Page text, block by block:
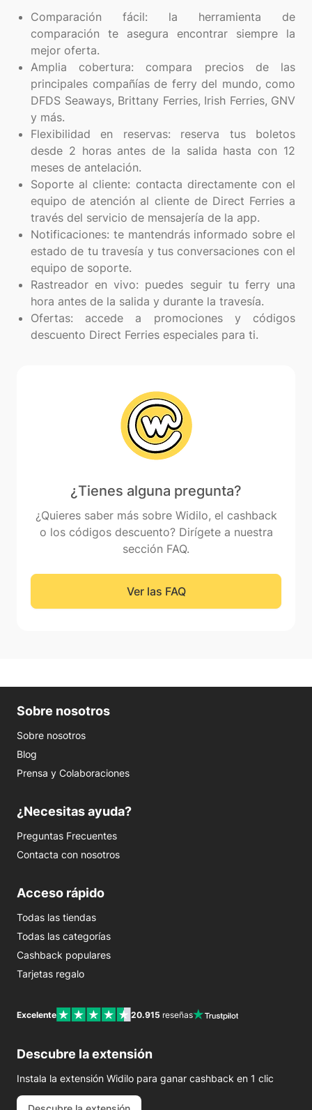
Comparación fácil: la herramienta de
comparación te asegura encontrar siempre la
mejor oferta.
Amplia cobertura: compara precios de las
principales compañías de ferry del mundo, como
DFDS Seaways, Brittany Ferries, Irish Ferries, GNV
y más.
Flexibilidad en reservas: reserva tus boletos
desde 2 horas antes de la salida hasta con 12
meses de antelación.
Soporte al cliente: contacta directamente con el
equipo de atención al cliente de Direct Ferries a
través del servicio de mensajería de la app.
Notificaciones: te mantendrás informado sobre el
estado de tu travesía y tus conversaciones con el
equipo de soporte.
Rastreador en vivo: puedes seguir tu ferry una
hora antes de la salida y durante la travesía.
Ofertas: accede a promociones y códigos
descuento Direct Ferries especiales para ti.
¿Tienes alguna pregunta?
¿Quieres saber más sobre Widilo, el cashback
o los códigos descuento? Dirígete a nuestra
sección FAQ.
Ver las FAQ
Sobre nosotros
Sobre nosotros
Blog
Prensa y Colaboraciones
¿Necesitas ayuda?
Preguntas Frecuentes
Contacta con nosotros
Acceso rápido
Todas las tiendas
Todas las categorías
Cashback populares
Tarjetas regalo
Excelente 20.915 reseñas
Descubre la extensión
Instala la extensión Widilo para ganar cashback en 1 clic